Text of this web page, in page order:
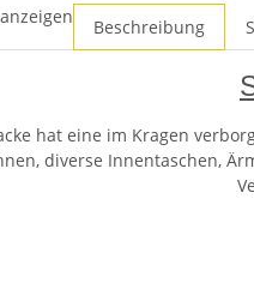
Beschreibung
hat eine im Kragen
diverse Innentaschen,